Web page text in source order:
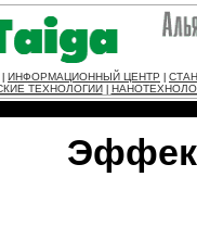
ИНФОРМАЦИОННЫЙ ЦЕНТР
ТЕХНОЛОГИИ